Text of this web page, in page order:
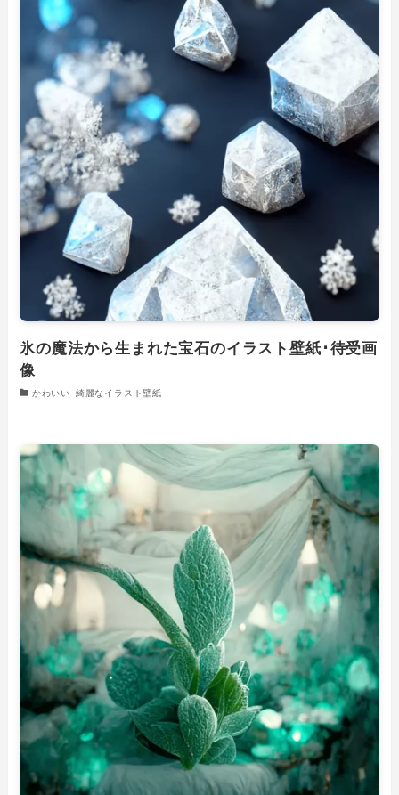
氷の魔法から生まれた宝石のイラスト壁紙･待受画
像
かわいい･綺麗なイラスト壁紙